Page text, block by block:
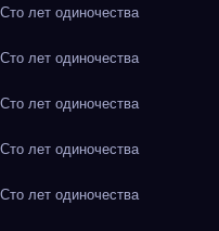
лет одиночества
лет одиночества
лет одиночества
лет одиночества
лет одиночества